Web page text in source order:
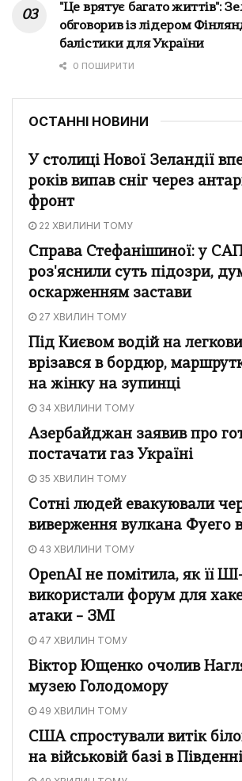
"Це врятує багато життів":
обговорив із лідером
балістики для України
0 ПОШИРИТИ
ОСТАННІ НОВИНИ
У столиці Нової Зеландії
років випав сніг через
фронт
22 ХВИЛИНИ ТОМУ
Справа Стефанішиної: у
роз'яснили суть підозри,
оскарженням застави
27 ХВИЛИН ТОМУ
Під Києвом водій на
врізався в бордюр,
на жінку на зупинці
34 ХВИЛИНИ ТОМУ
Азербайджан заявив про
постачати газ Україні
35 ХВИЛИН ТОМУ
Сотні людей евакуювали
виверження вулкана Фуего
43 ХВИЛИНИ ТОМУ
OpenAI не помітила, як її
використали форум для
атаки – ЗМІ
47 ХВИЛИН ТОМУ
Віктор Ющенко очолив
музею Голодомору
49 ХВИЛИН ТОМУ
США спростували витік
на військовій базі в